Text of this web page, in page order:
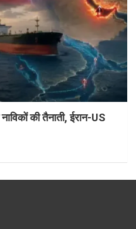
की तैनाती, ईरान-US